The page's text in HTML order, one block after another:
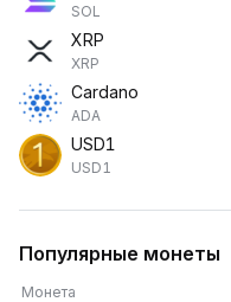
SOL
XRP
XRP
Cardano
ADA
USD1
USD1
Популярные монеты
Монета